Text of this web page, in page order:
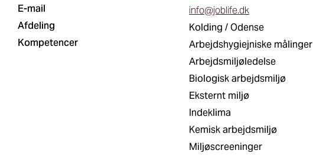
E-mail
info@joblife.dk
Afdeling
Kolding / Odense
Kompetencer
Arbejdshygiejniske målinger
Arbejdsmiljøledelse
Biologisk arbejdsmiljø
Eksternt miljø
Indeklima
Kemisk arbejdsmiljø
Miljøscreeninger